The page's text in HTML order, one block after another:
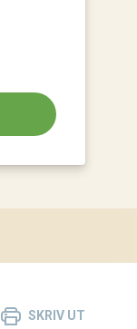
SKRIV UT